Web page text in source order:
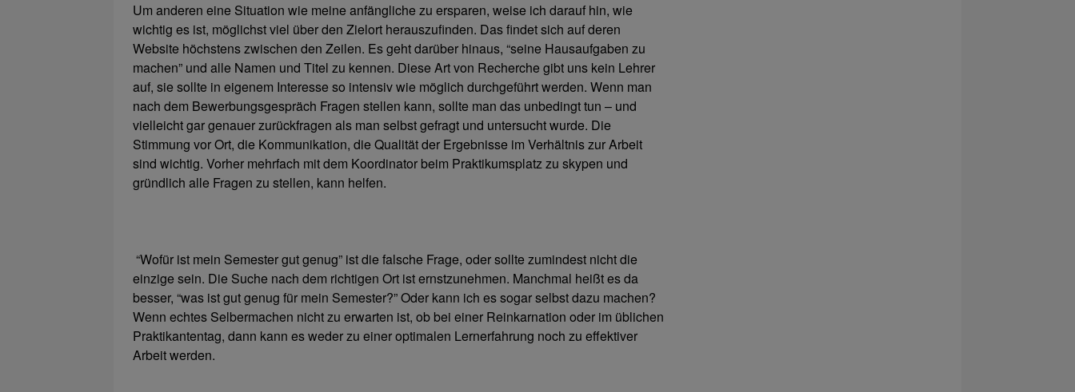
Um anderen eine Situation wie meine anfängliche zu ersparen, weise ich darauf hin, wie
wichtig es ist, möglichst viel über den Zielort herauszufinden. Das findet sich auf deren
Website höchstens zwischen den Zeilen. Es geht darüber hinaus, “seine Hausaufgaben zu
machen” und alle Namen und Titel zu kennen. Diese Art von Recherche gibt uns kein Lehrer
auf, sie sollte in eigenem Interesse so intensiv wie möglich durchgeführt werden. Wenn man
nach dem Bewerbungsgespräch Fragen stellen kann, sollte man das unbedingt tun – und
vielleicht gar genauer zurückfragen als man selbst gefragt und untersucht wurde. Die
Stimmung vor Ort, die Kommunikation, die Qualität der Ergebnisse im Verhältnis zur Arbeit
sind wichtig. Vorher mehrfach mit dem Koordinator beim Praktikumsplatz zu skypen und
gründlich alle Fragen zu stellen, kann helfen.
“Wofür ist mein Semester gut genug” ist die falsche Frage, oder sollte zumindest nicht die
einzige sein. Die Suche nach dem richtigen Ort ist ernstzunehmen. Manchmal heißt es da
besser, “was ist gut genug für mein Semester?” Oder kann ich es sogar selbst dazu machen?
Wenn echtes Selbermachen nicht zu erwarten ist, ob bei einer Reinkarnation oder im üblichen
Praktikantentag, dann kann es weder zu einer optimalen Lernerfahrung noch zu effektiver
Arbeit werden.